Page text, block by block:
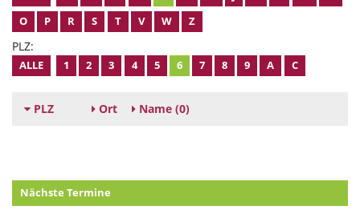
O
P R S T V W Z
PLZ:
ALLE 1 2 3 4 5 6 7 8 9 A C
PLZ Ort Name (0)
Nächste Termine